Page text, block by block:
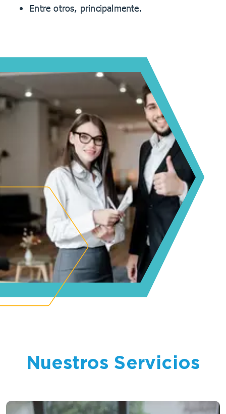
Entre otros, principalmente.
Nuestros Servicios